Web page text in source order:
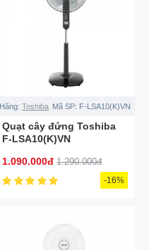
Hãng: Toshiba Mã SP: F-LSA10(K)VN
Quạt cây đứng Toshiba
F-LSA10(K)VN
1.090.000đ 1.290.000đ
-16%